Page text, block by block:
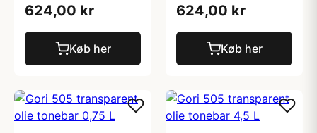
624,00 kr
Køb her
624,00 kr
Køb her